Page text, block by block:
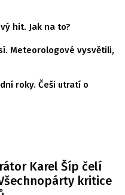
hit. Jak na to?
Meteorologové vysvětili,
roky. Češi utratí o
Karel Šíp čelí
kritice